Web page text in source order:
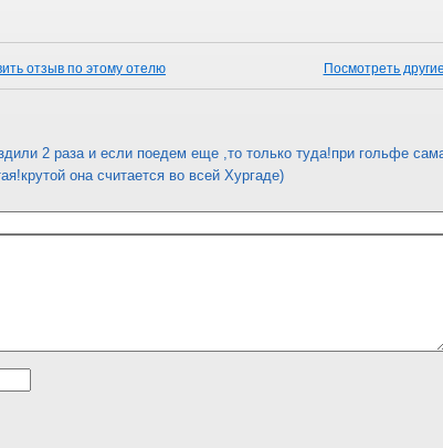
отзыв по этому отелю Посмотреть
2 раза и если поедем еще ,то только туда!при гольфе
она считается во всей Хургаде)